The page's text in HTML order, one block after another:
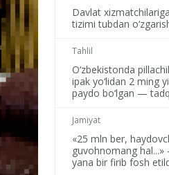
Davlat
tizimi tubdan
Tahlil
O‘zbekistonda
ipak yo‘lidan 2 ming
paydo bo‘lgan —
Jamiyat
«25 mln ber,
guvohnomang
yana bir firib fosh